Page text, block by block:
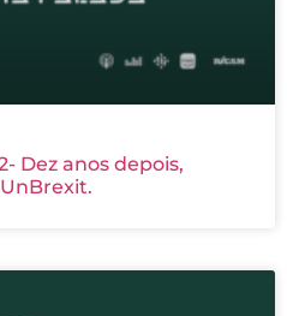
Dez anos depois,